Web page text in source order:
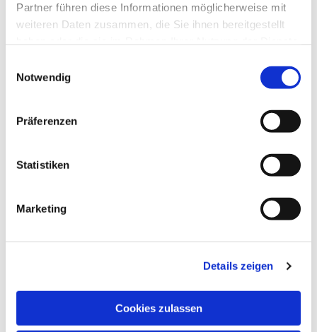
Partner führen diese Informationen möglicherweise mit
weiteren Daten zusammen, die Sie ihnen bereitgestellt
Notwendig
Präferenzen
Statistiken
Marketing
Details zeigen
Cookies zulassen
Mittwoch, 16. September 2026, 20:00 -
21:00 Uhr
Paul-Gerhardt-Kirchengemeinde,
Heino Pietschmann